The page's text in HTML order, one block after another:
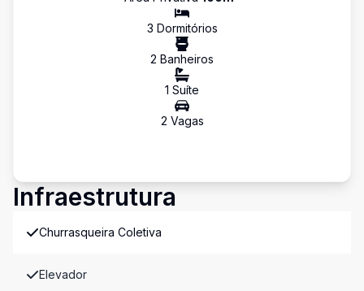
3 Dormitórios
2 Banheiros
1 Suíte
2 Vagas
Infraestrutura
Churrasqueira Coletiva
Elevador